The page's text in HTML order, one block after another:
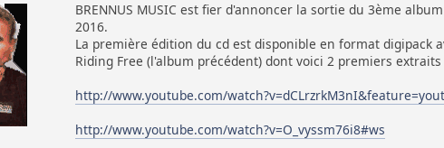
BRENNUS MUSIC est fier d'annoncer la sortie du 3ème
2016.
La première édition du cd est disponible en format digipack
Riding Free (l'album précédent) dont voici 2 premiers extraits
http://www.youtube.com/
http://www.youtube.com/watch?v=O_vyssm76i8#ws